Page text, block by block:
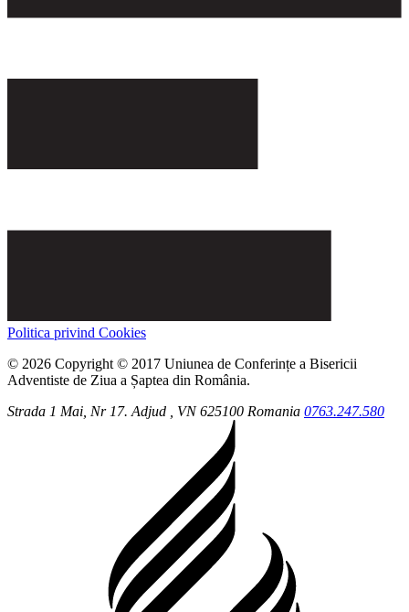
Politica privind Cookies
© 2026 Copyright © 2017 Uniunea de Conferințe a Bisericii
Adventiste de Ziua a Șaptea din România.
Strada 1 Mai, Nr 17. Adjud , VN 625100 Romania 0763.247.580